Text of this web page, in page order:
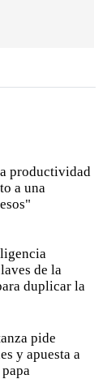
productividad
a una
de la
duplicar la
pide
y apuesta a